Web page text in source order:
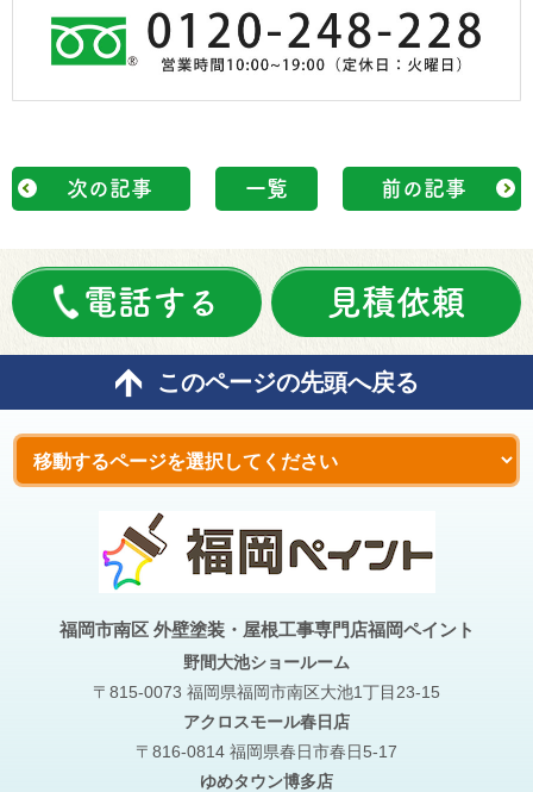
次の記事 一覧 前の記事
電話する 見積依頼
このページの先頭へ戻る
福岡市南区 外壁塗装・屋根工事専門店福岡ペイント
野間大池ショールーム
〒815-0073 福岡県福岡市南区大池1丁目23-15
アクロスモール春日店
〒816-0814 福岡県春日市春日5-17
ゆめタウン博多店